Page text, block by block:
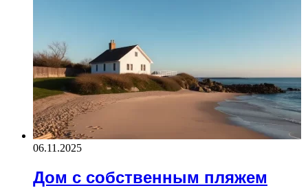
06.11.2025
Дом с собственным пляжем